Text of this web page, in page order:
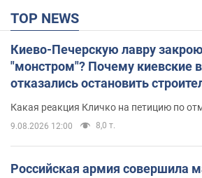
TOP NEWS
Киево-Печерскую лавру
"монстром"? Почему киевские
отказались остановить
Какая реакция Кличко на петицию по
9.08.2026 12:00 8,0 т.
Российская армия совершила